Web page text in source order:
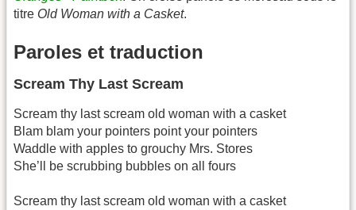
titre Old Woman with a Casket.
Paroles et traduction
Scream Thy Last Scream
Scream thy last scream old woman with a casket
Blam blam your pointers point your pointers
Waddle with apples to grouchy Mrs. Stores
She’ll be scrubbing bubbles on all fours
Scream thy last scream old woman with a casket